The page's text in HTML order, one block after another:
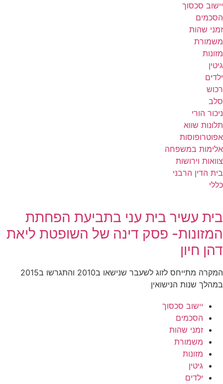
יישוב סכסוך
הסכמים
זמני שהות
משמורת
מזונות
גיטין
ילדים
רכוש
סלב
ניכור הורי
תלונות שווא
אפוטרופוסות
אלימות במשפחה
צוואות וירושות
בית הדין הרבני
כללי
בית עשיר בית עני בתביעת הפחתת
המזונות- פסק דינה של השופטת ליאת
דהן חיון
המקרה מתייחס לזוג לשעבר שנישאו ב2010 והתגרשו ב2015
במהלך שנות הנישואין
יישוב סכסוך
הסכמים
זמני שהות
משמורת
מזונות
גיטין
ילדים